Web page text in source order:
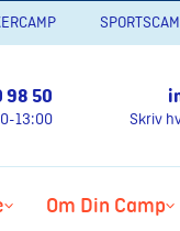
98 50
13:00 Skriv
Om Din Camp